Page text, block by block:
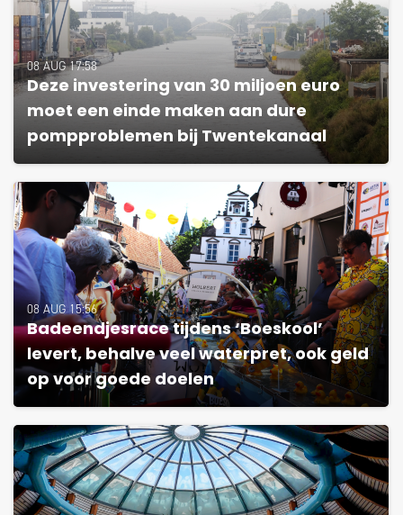
08 AUG 17:58
Deze investering van 30 miljoen euro
moet een einde maken aan dure
pompproblemen bij Twentekanaal
08 AUG 15:56
Badeendjesrace tijdens ‘Boeskool’
levert, behalve veel waterpret, ook geld
op voor goede doelen